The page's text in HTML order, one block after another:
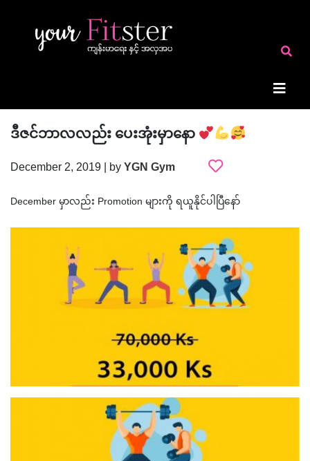
ဒီဇင်ဘာလလည်း ပေးအုံးမှာနော
December 2, 2019 | byYGN Gym
December မှာလည်း Promotion များကို ရယူနိုင်ပါပြီနော်